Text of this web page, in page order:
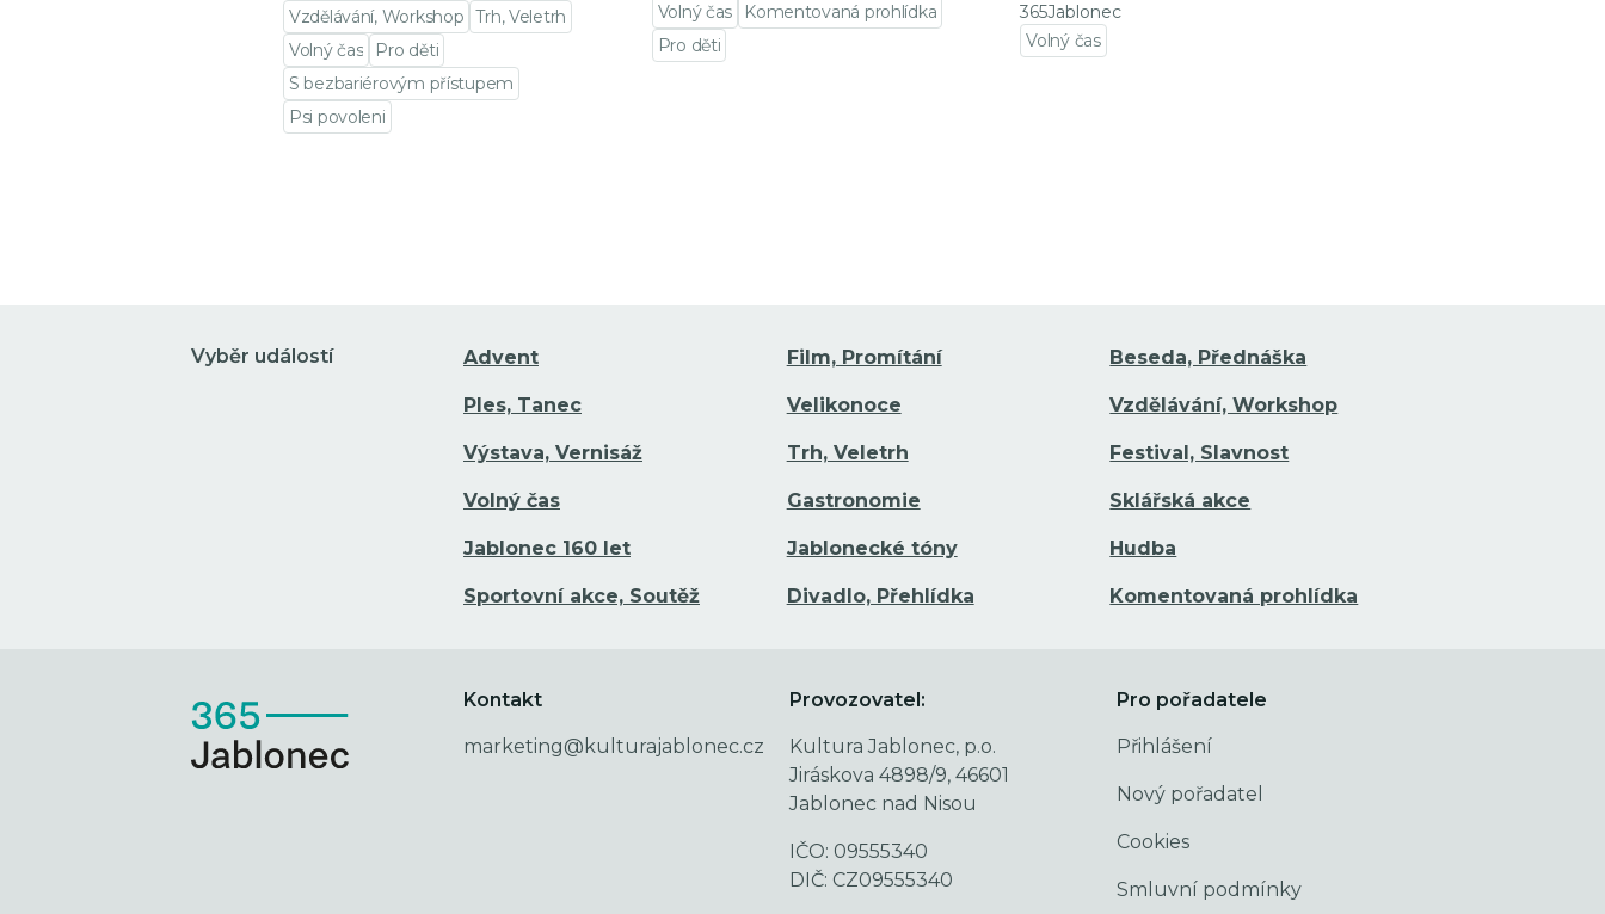
Vzdělávání, Workshop Trh, Veletrh
Volný čas
Pro děti
S bezbariérovým přístupem
Psi povoleni
Volný čas
Komentovaná prohlídka
Pro děti
365Jablonec
Volný čas
Vyběr událostí Advent Film, Promítání Beseda, Přednáška
Ples, Tanec Velikonoce Vzdělávání, Workshop
Výstava, Vernisáž Trh, Veletrh Festival, Slavnost
Volný čas Gastronomie Sklářská akce
Jablonec 160 let Jablonecké tóny Hudba
Sportovní akce, Soutěž Divadlo, Přehlídka Komentovaná prohlídka
Kontakt
marketing@kulturajablonec.cz
Provozovatel:
Kultura Jablonec, p.o.
Jiráskova 4898/9, 46601
Jablonec nad Nisou
IČO: 09555340
DIČ: CZ09555340
Pro pořadatele
Přihlášení
Nový pořadatel
Cookies
Smluvní podmínky